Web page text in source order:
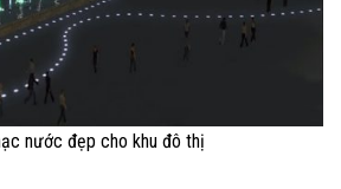
nước đẹp cho khu đô thị